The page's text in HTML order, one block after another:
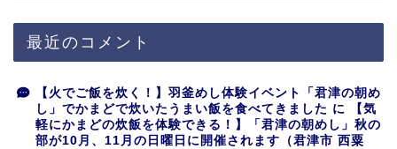
最近のコメント
【火でご飯を炊く！】羽釜めし体験イベント「君津の朝め
し」でかまどで炊いたうまい飯を食べてきました に
【気
軽にかまどの炊飯を体験できる！】「君津の朝めし」秋の
部が10月、11月の日曜日に開催されます（君津市 西粟